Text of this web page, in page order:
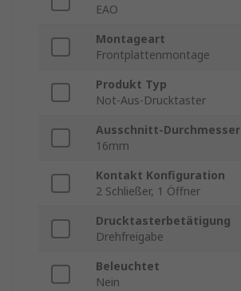
EAO
Montageart
Frontplattenmontage
Produkt Typ
Not-Aus-Drucktaster
Ausschnitt-Durchmesser
16mm
Kontakt Konfiguration
2 Schließer, 1 Öffner
Drucktasterbetätigung
Drehfreigabe
Beleuchtet
Nein